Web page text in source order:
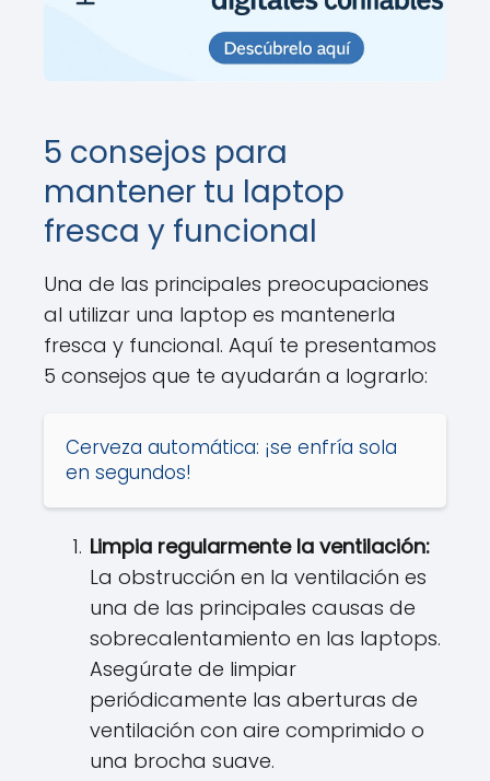
5 consejos para
mantener tu laptop
fresca y funcional
Una de las principales preocupaciones
al utilizar una laptop es mantenerla
fresca y funcional. Aquí te presentamos
5 consejos que te ayudarán a lograrlo:
Cerveza automática: ¡se enfría sola
en segundos!
Limpia regularmente la ventilación:
La obstrucción en la ventilación es
una de las principales causas de
sobrecalentamiento en las laptops.
Asegúrate de limpiar
periódicamente las aberturas de
ventilación con aire comprimido o
una brocha suave.